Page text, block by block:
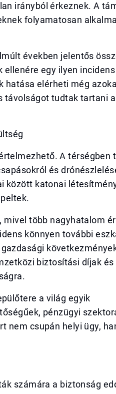
irányból érkeznek. A
folyamatosan
években jelentős
egy ilyen
hatása elérheti még
távolságot tudtak tartani
A térségben
és
között katonai
több nagyhatalom
könnyen további
biztosítási díjak
a világ egyik
pénzügyi
nem csupán helyi ügy,
számára a biztonság